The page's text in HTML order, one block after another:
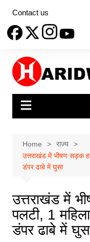
content
Contact us
Home
राज्य
उत्तराखंड में भीषण सड़क
डंपर ढाबे में घुसा
उत्तराखंड में
पलटी, 1
डंपर ढाबे में